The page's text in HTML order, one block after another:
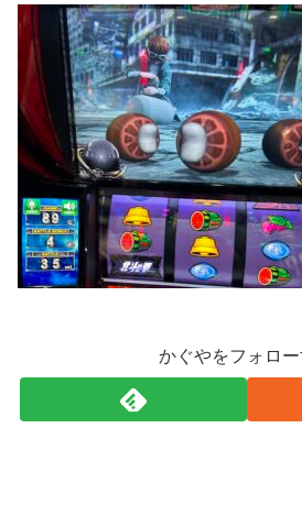
かぐやをフォロー